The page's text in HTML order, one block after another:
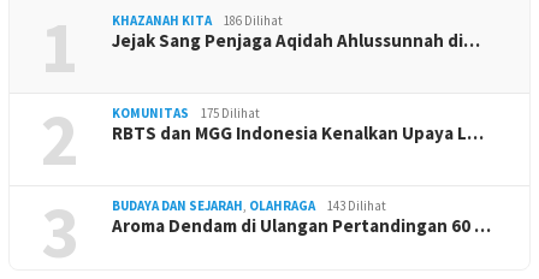
1 KHAZANAH KITA 186 Dilihat
Jejak Sang Penjaga Aqidah Ahlussunnah di…
2 KOMUNITAS 175 Dilihat
RBTS dan MGG Indonesia Kenalkan Upaya L…
3 BUDAYA DAN SEJARAH, OLAHRAGA 143 Dilihat
Aroma Dendam di Ulangan Pertandingan 60 …